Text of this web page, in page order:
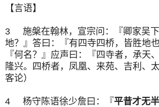
【言语】
3 施槃在翰林，宣宗问：『卿家吴
地？』答曰：『有四寺四桥，皆胜地也
『何名？』应声曰：『四寺者，承天
隆兴。四桥者，凤凰、来苑、吉利、
客论）
4 杨守陈语徐少詹曰：『平昔才无